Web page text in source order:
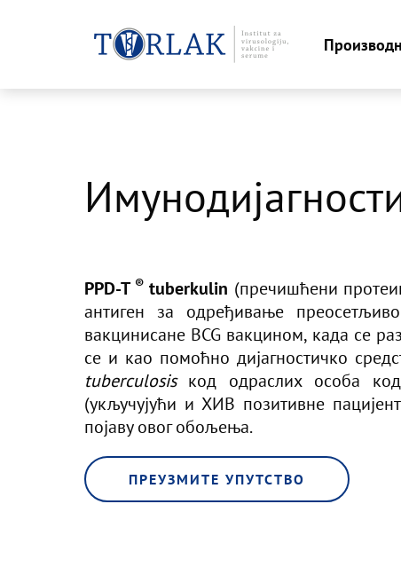
PPD-T ® tuberkulin (пречишћени
антиген за одређивање
вакцинисане BCG вакцином, када се
се и као помоћно дијагностичко
tuberculosisкод одраслих особа код
(укључујући и ХИВ позитивне
појаву овог обољења.
ПРЕУЗМИТЕ УПУТСТВО